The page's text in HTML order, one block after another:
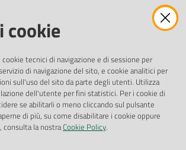
PNRR
PARTNER
cookie
tecnici di navigazione e di sessione per
di navigazione del sito, e cookie analitici per
sull'uso del sito da parte degli utenti. Utilizza
dell'utente per fini statistici. Per i cookie di
se abilitarli o meno cliccando sul pulsante
di più, su come disabilitare i cookie oppure
consulta la nostraCookie Policy.